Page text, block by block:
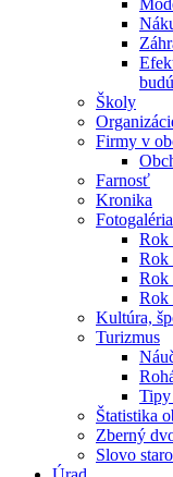
Školy
Firmy v
Farnosť
Kronika
Rok
Rok
Rok
Rok
Kultúra,
Turizmus
Štatistika
Zberný
Slovo